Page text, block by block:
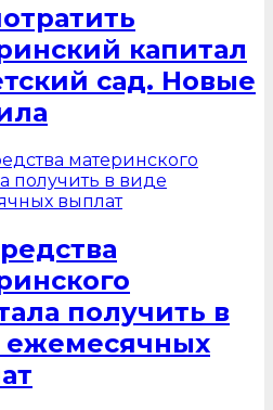
капитал
сад. Новые
получить в
ежемесячных